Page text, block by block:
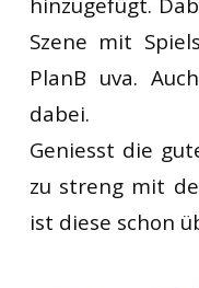
Szene mit
PlanB uva.
dabei.
Geniesst die
zu streng mit
ist diese schon